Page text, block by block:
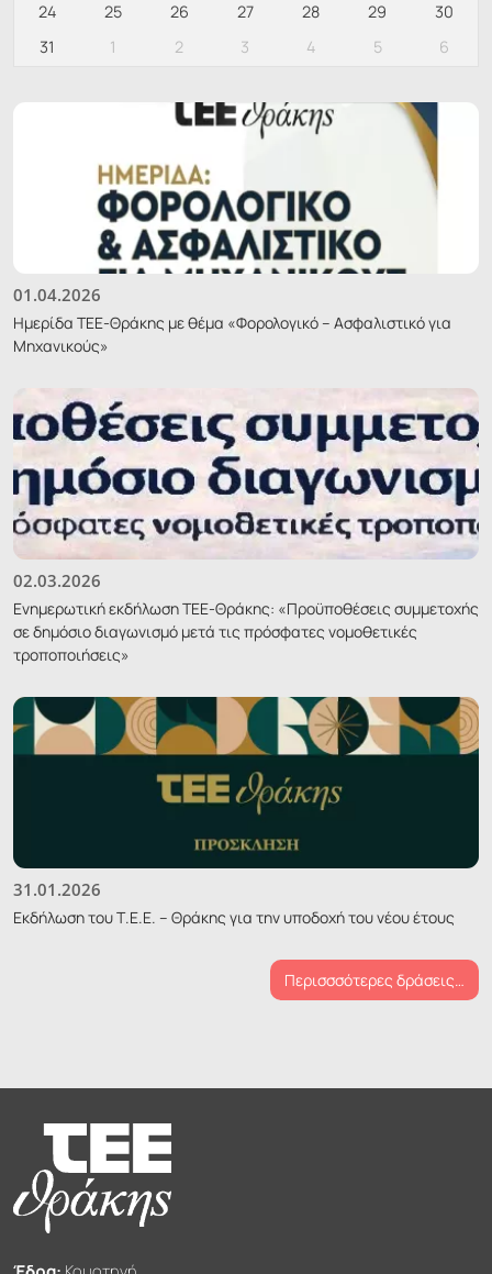
01.04.2026
Ημερίδα ΤΕΕ-Θράκης με θέμα «Φορολογικό – Ασφαλιστικό για
Μηχανικούς»
02.03.2026
Ενημερωτική εκδήλωση ΤΕΕ-Θράκης: «Προϋποθέσεις συμμετοχής
σε δημόσιο διαγωνισμό μετά τις πρόσφατες νομοθετικές
τροποποιήσεις»
31.01.2026
Εκδήλωση του Τ.Ε.Ε. – Θράκης για την υποδοχή του νέου έτους
Περισσσότερες δράσεις…
24
25 26 27 28 29
30
31
1 2 3 4 5 6